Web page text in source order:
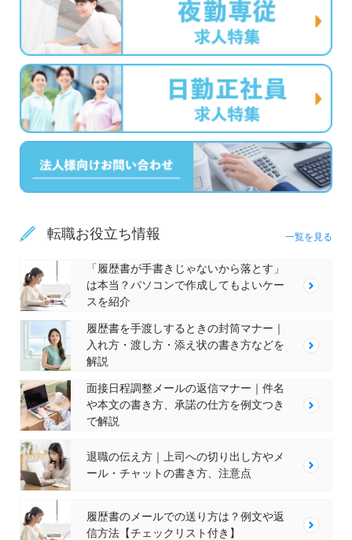
転職お役立ち情報 一覧を見る
「履歴書が手書きじゃないから落とす」
は本当？パソコンで作成してもよいケー
スを紹介
履歴書を手渡しするときの封筒マナー｜
入れ方・渡し方・添え状の書き方などを
解説
面接日程調整メールの返信マナー｜件名
や本文の書き方、承諾の仕方を例文つき
で解説
退職の伝え方｜上司への切り出し方やメ
ール・チャットの書き方、注意点
履歴書のメールでの送り方は？例文や返
信方法【チェックリスト付き】